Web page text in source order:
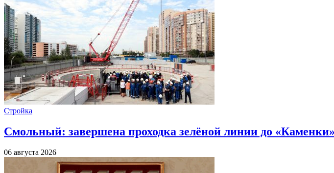
Стройка
Смольный: завершена проходка зелёной линии до
06 августа 2026